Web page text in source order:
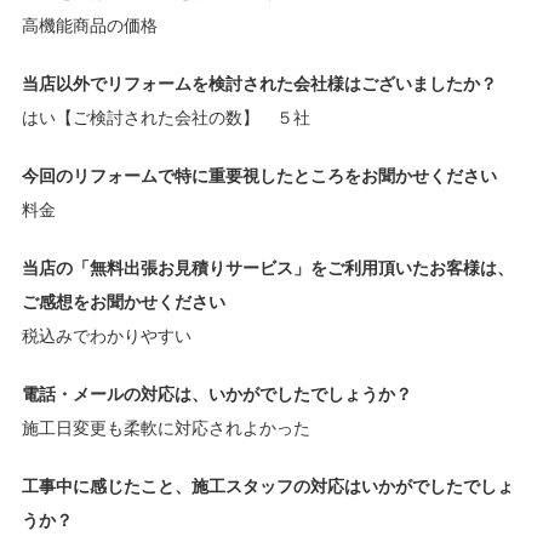
高機能商品の価格
当店以外でリフォームを検討された会社様はございましたか？
はい【ご検討された会社の数】 ５社
今回のリフォームで特に重要視したところをお聞かせください
料金
当店の「無料出張お見積りサービス」をご利用頂いたお客様は、
ご感想をお聞かせください
税込みでわかりやすい
電話・メールの対応は、いかがでしたでしょうか？
施工日変更も柔軟に対応されよかった
工事中に感じたこと、施工スタッフの対応はいかがでしたでしょ
うか？